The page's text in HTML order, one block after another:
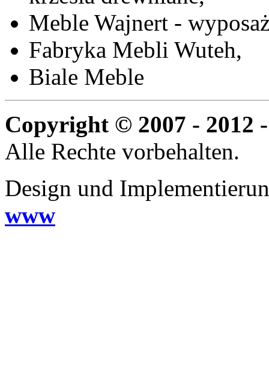
Meble Wajnert -
Fabryka Mebli Wuteh,
Biale Meble
Copyright © 2007 - 2012
Alle Rechte vorbehalten.
Design und
www